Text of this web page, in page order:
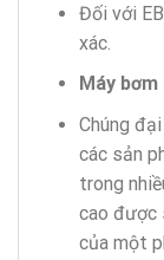
Đối với
xác.
Máy
Chúng
các sản
trong
cao được
của một